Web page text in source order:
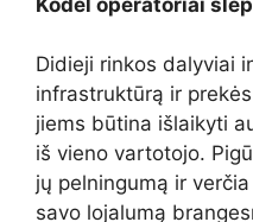
Didieji rinkos dalyviai
infrastruktūrą ir
jiems būtina išlaikyti
iš vieno vartotojo.
jų pelningumą ir
savo lojalumą